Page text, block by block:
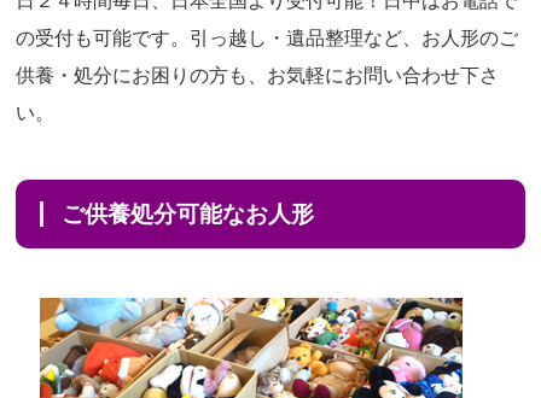
の受付も可能です。引っ越し・遺品整理など、お人形のご
供養・処分にお困りの方も、お気軽にお問い合わせ下さ
い。
ご供養処分可能なお人形